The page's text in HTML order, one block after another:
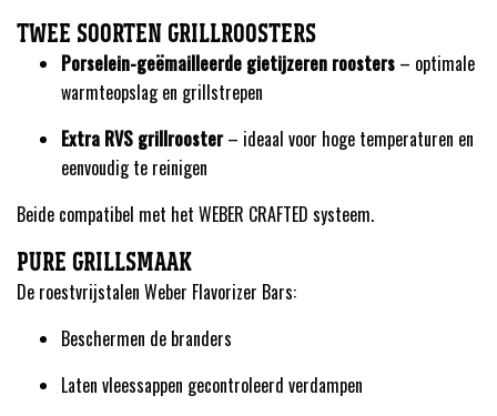
TWEE SOORTEN GRILLROOSTERS
Porselein-geëmailleerde gietijzeren roosters – optimale
warmteopslag en grillstrepen
Extra RVS grillrooster– ideaal voor hoge temperaturen en
eenvoudig te reinigen
Beide compatibel met het WEBER CRAFTED systeem.
PURE GRILLSMAAK
De roestvrijstalen Weber Flavorizer Bars:
Beschermen de branders
Laten vleessappen gecontroleerd verdampen